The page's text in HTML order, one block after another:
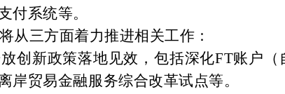
付系统等。
从三方面着力推进相关工作：
创新政策落地见效，包括深化FT账户（
岸贸易金融服务综合改革试点等。